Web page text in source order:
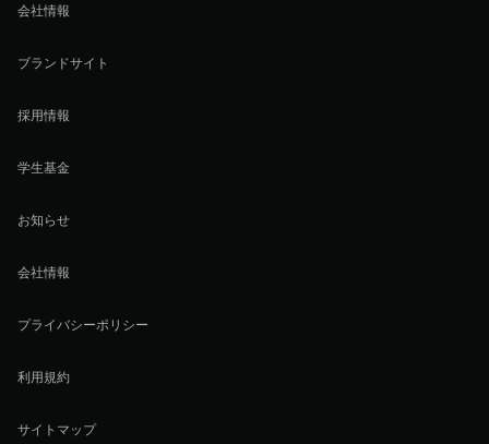
会社情報
ブランドサイト
採用情報
学生基金
お知らせ
会社情報
プライバシーポリシー
利用規約
サイトマップ